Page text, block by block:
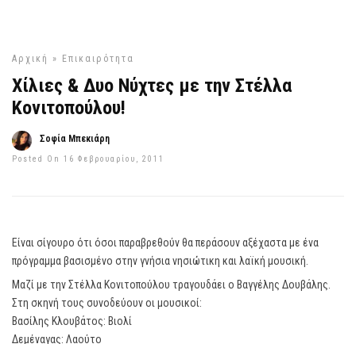
Αρχική » Επικαιρότητα
Χίλιες & Δυο Νύχτες με την Στέλλα
Κονιτοπούλου!
Σοφία Μπεκιάρη
Posted On 16 Φεβρουαρίου, 2011
Είναι σίγουρο ότι όσοι παραβρεθούν θα περάσουν αξέχαστα με ένα
πρόγραμμα βασισμένο στην γνήσια νησιώτικη και λαϊκή μουσική.
Μαζί με την Στέλλα Κονιτοπούλου τραγουδάει ο Βαγγέλης Δουβάλης.
Στη σκηνή τους συνοδεύουν οι μουσικοί:
Βασίλης Κλουβάτος: Βιολί
Δεμέναγας: Λαούτο